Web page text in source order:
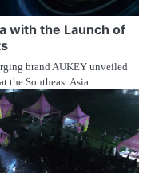
with the Launch of
brand AUKEY unveiled
the Southeast Asia…